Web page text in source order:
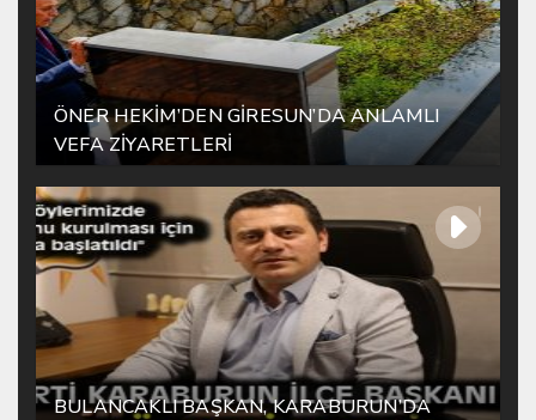
ÖNER HEKİM’DEN GİRESUN’DA ANLAMLI
VEFA ZİYARETLERİ
BULANCAKLI BAŞKAN, KARABURUN’DA